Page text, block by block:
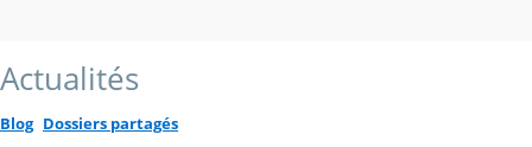
Actualités
Blog Dossiers partagés